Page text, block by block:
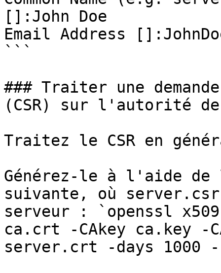
[]:John Doe
Email Address
```
### Traiter une
(CSR) sur l'autorité
Traitez le CSR en
Générez-le à l'aide de
suivante, où
serveur : `openssl
ca.crt -CAkey ca.key -
server.crt -days 1000 -